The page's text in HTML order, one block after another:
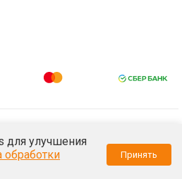
данных
для улучшения
обработки
Принять